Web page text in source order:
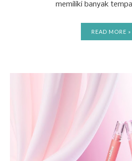
memiliki banyak
READ MORE »